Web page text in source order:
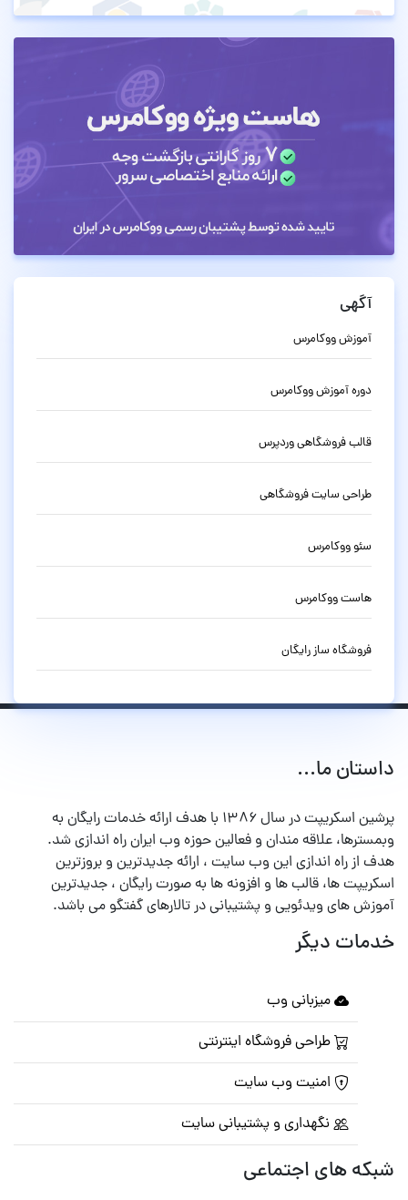
آگهی
آموزش ووکامرس
دوره آموزش ووکامرس
قالب فروشگاهی وردپرس
طراحی سایت فروشگاهی
سئو ووکامرس
هاست ووکامرس
فروشگاه ساز رایگان
داستان ما...
پرشین اسکریپت در سال ۱۳۸۶ با هدف ارائه خدمات رایگان به
وبمسترها، علاقه مندان و فعالین حوزه وب ایران راه اندازی شد.
هدف از راه اندازی این وب سایت ، ارائه جدیدترین و بروزترین
اسکریپت ها، قالب ها و افزونه ها به صورت رایگان ، جدیدترین
آموزش های ویدئویی و پشتیبانی در تالارهای گفتگو می باشد.
خدمات دیگر
میزبانی وب
طراحی فروشگاه اینترنتی
امنیت وب سایت
نگهداری و پشتیبانی سایت
شبکه های اجتماعی